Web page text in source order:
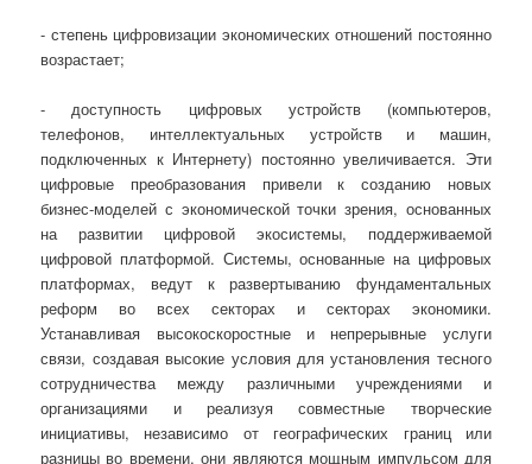
- степень цифровизации экономических отношений постоянно
возрастает;
- доступность цифровых устройств (компьютеров,
телефонов, интеллектуальных устройств и машин,
подключенных к Интернету) постоянно увеличивается. Эти
цифровые преобразования привели к созданию новых
бизнес-моделей с экономической точки зрения, основанных
на развитии цифровой экосистемы, поддерживаемой
цифровой платформой. Системы, основанные на цифровых
платформах, ведут к развертыванию фундаментальных
реформ во всех секторах и секторах экономики.
Устанавливая высокоскоростные и непрерывные услуги
связи, создавая высокие условия для установления тесного
сотрудничества между различными учреждениями и
организациями и реализуя совместные творческие
инициативы, независимо от географических границ или
разницы во времени, они являются мощным импульсом для